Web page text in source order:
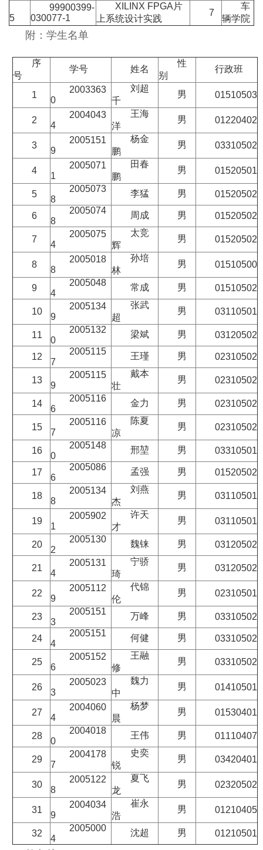
5
99900399-
030077-1
XILINX FPGA片
上系统设计实践
7
车
辆学院
附：学生名单
序
号
学号 姓名
性
别
行政班
1
2003363
0
刘超
千
男 01510503
2
2004043
4
王海
洋
男 01220402
3
2005151
9
杨金
鹏
男 03310502
4
2005071
1
田春
鹏
男 01520501
5
2005073
8
李猛 男 01520502
6
2005074
8
周成 男 01520502
7
2005075
4
太竞
辉
男 01520502
8
2005018
8
孙培
林
男 01510500
9
2005048
4
常成 男 01510502
10
2005134
9
张武
超
男 03110501
11
2005132
0
梁斌 男 03120502
12
2005115
7
王瑾 男 02310502
13
2005115
9
戴本
壮
男 02310502
14
2005116
6
金力 男 02310502
15
2005116
7
陈夏
凉
男 02310502
16
2005148
0
邢堃 男 03310501
17
2005086
6
孟强 男 01520502
18
2005134
8
刘燕
杰
男 03110501
19
2005902
1
许天
才
男 03110501
20
2005130
2
魏铼 男 03120502
21
2005131
4
宁骄
琦
男 03120502
22
2005112
9
代锦
伦
男 02310501
23
2005151
3
万峰 男 03310502
24
2005151
4
何健 男 03310502
25
2005152
6
王融
修
男 03310502
26
2005023
3
魏力
中
男 01410501
27
2004060
4
杨梦
晨
男 01530401
28
2004018
0
王伟 男 01110407
29
2004178
7
史奕
锐
男 03420401
30
2005122
8
夏飞
龙
男 02320502
31
2004034
9
崔永
浩
男 01210405
32
2005000
4
沈超 男 01210501